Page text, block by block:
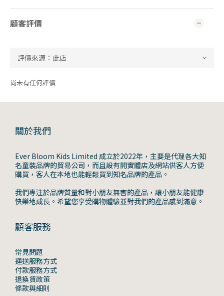
顧客評價
尚未有任何評價
關於我們
Ever Bloom Kids Limited 成立於2022年，主要是代理各大知
名童裝品牌的貿易公司，而且設有開實體店及網站供客人方便
購買，客人在本地也能輕鬆買到知名品牌的產品。
我們專注於品牌質量和對小朋友無害的產品，讓小朋友能健康
快樂地成長。希望您享受購物體驗並對我們的產品感到滿意。
顧客服務
常見問題
運送服務方式
付款服務方式
退換貨政策
條款與細則